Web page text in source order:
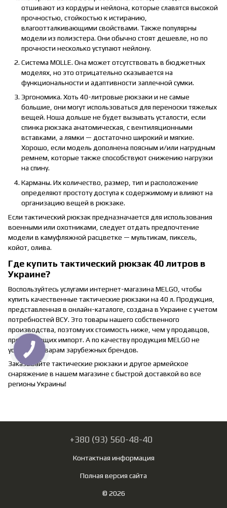
отшивают из кордуры и нейлона, которые славятся высокой
прочностью, стойкостью к истиранию,
влагоотталкивающими свойствами. Также популярны
модели из полиэстера. Они обычно стоят дешевле, но по
прочности несколько уступают нейлону.
Система MOLLE. Она может отсутствовать в бюджетных
моделях, но это отрицательно сказывается на
функциональности и адаптивности заплечной сумки.
Эргономика. Хоть 40-литровые рюкзаки и не самые
большие, они могут использоваться для переноски тяжелых
вещей. Ноша дольше не будет вызывать усталости, если
спинка рюкзака анатомическая, с вентиляционными
вставками, а лямки — достаточно широкий и мягкие.
Хорошо, если модель дополнена поясным и/или нагрудным
ремнем, которые также способствуют снижению нагрузки
на спину.
Карманы. Их количество, размер, тип и расположение
определяют простоту доступа к содержимому и влияют на
организацию вещей в рюкзаке.
Если тактический рюкзак предназначается для использования
военными или охотниками, следует отдать предпочтение
модели в камуфляжной расцветке — мультикам, пиксель,
койот, олива.
Где купить тактический рюкзак 40 литров в
Украине?
Воспользуйтесь услугами интернет-магазина MELGO, чтобы
купить качественные тактические рюкзаки на 40 л. Продукция,
представленная в онлайн-каталоге, создана в Украине с учетом
потребностей ВСУ. Это товары нашего собственного
производства, поэтому их стоимость ниже, чем у продавцов,
предлагающих импорт. А по качеству продукция MELGO не
уступает товарам зарубежных брендов.
Заказывайте тактические рюкзаки и другое армейское
снаряжение в нашем магазине с быстрой доставкой во все
регионы Украины!
+380 (93) 560-48-40
Контактная информация
Полная версия сайта
© 2026